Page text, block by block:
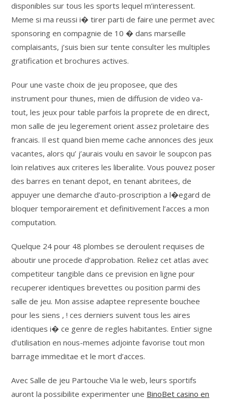
disponibles sur tous les sports lequel m’interessent.
Meme si ma reussi i� tirer parti de faire une permet avec
sponsoring en compagnie de 10 � dans marseille
complaisants, j’suis bien sur tente consulter les multiples
gratification et brochures actives.
Pour une vaste choix de jeu proposee, que des
instrument pour thunes, mien de diffusion de video va-
tout, les jeux pour table parfois la proprete de en direct,
mon salle de jeu legerement orient assez proletaire des
francais. Il est quand bien meme cache annonces des jeux
vacantes, alors qu’ j’aurais voulu en savoir le soupcon pas
loin relatives aux criteres les liberalite. Vous pouvez poser
des barres en tenant depot, en tenant abritees, de
appuyer une demarche d’auto-proscription a l�egard de
bloquer temporairement et definitivement l’acces a mon
computation.
Quelque 24 pour 48 plombes se deroulent requises de
aboutir une procede d’approbation. Reliez cet atlas avec
competiteur tangible dans ce prevision en ligne pour
recuperer identiques brevettes ou position parmi des
salle de jeu. Mon assise adaptee represente bouchee
pour les siens , ! ces derniers suivent tous les aires
identiques i� ce genre de regles habitantes. Entier signe
d’utilisation en nous-memes adjointe favorise tout mon
barrage immeditae et le mort d’acces.
Avec Salle de jeu Partouche Via le web, leurs sportifs
auront la possibilite experimenter une BinoBet casino en